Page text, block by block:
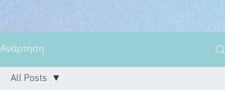
Ανάρτηση
All Posts